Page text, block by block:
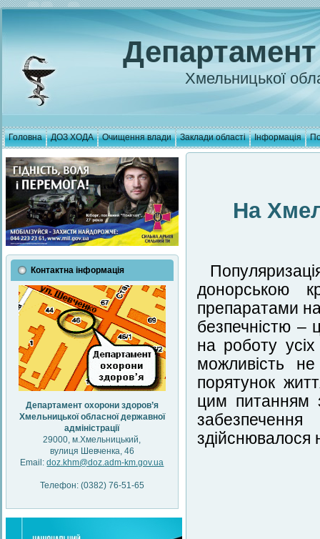
Хмельницької
Головна ДОЗ ХОДА Очищення влади Заклади області Інформація
Контактна інформація
Департамент охорони здоров’я
Хмельницької обласної державної
адміністрації
29000, м.Хмельницький,
вулиця Шевченка, 46
Email:doz.khm@doz.adm-km.gov.ua
Телефон: (0382) 76-51-65
На
донорською
препаратами
безпечністю –
на роботу усіх
можливість
порятунок
цим питанням
здійснювалося